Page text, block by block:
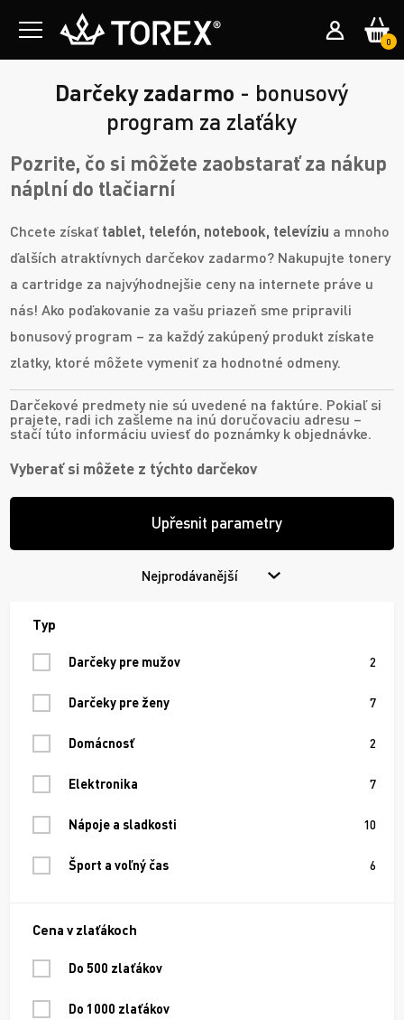
0
Darčeky zadarmo - bonusový
program za zlaťáky
Pozrite, čo si môžete zaobstarať za nákup
náplní do tlačiarní
Chcete získať tablet, telefón, notebook, televíziu a mnoho
ďalších atraktívnych darčekov zadarmo? Nakupujte tonery
a cartridge za najvýhodnejšie ceny na internete práve u
nás! Ako poďakovanie za vašu priazeň sme pripravili
bonusový program – za každý zakúpený produkt získate
zlatky, ktoré môžete vymeniť za hodnotné odmeny.
Darčekové predmety nie sú uvedené na faktúre. Pokiaľ si
prajete, radi ich zašleme na inú doručovaciu adresu –
stačí túto informáciu uviesť do poznámky k objednávke.
Vyberať si môžete z týchto darčekov
Upřesnit parametry
Nejprodávanější
Typ
Darčeky pre mužov 2
Darčeky pre ženy 7
Domácnosť 2
Elektronika 7
Nápoje a sladkosti 10
Šport a voľný čas 6
Cena v zlaťákoch
Do 500 zlaťákov
Do 1000 zlaťákov